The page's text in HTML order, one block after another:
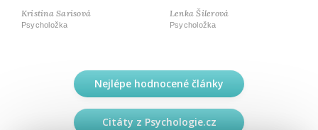
Kristina Sarisová
Psycholožka
Lenka Šilerová
Psycholožka
Nejlépe hodnocené články
Citáty z Psychologie.cz